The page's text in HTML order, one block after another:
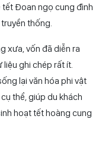
tết Đoan ngọ cung đình
thống.
xưa, vốn đã diễn ra
ghi chép rất ít.
lại văn hóa phi vật
thể, giúp du khách
hoạt tết hoàng cung